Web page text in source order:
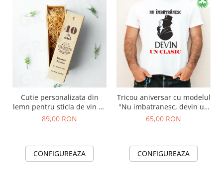
Cutie personalizata din
lemn pentru sticla de vin cu
mesajul "40 de ani, Calitate
89,00 RON
CONFIGUREAZA
Tricou aniversar cu modelul
"Nu imbatranesc, devin un
clasic"
65,00 RON
CONFIGUREAZA